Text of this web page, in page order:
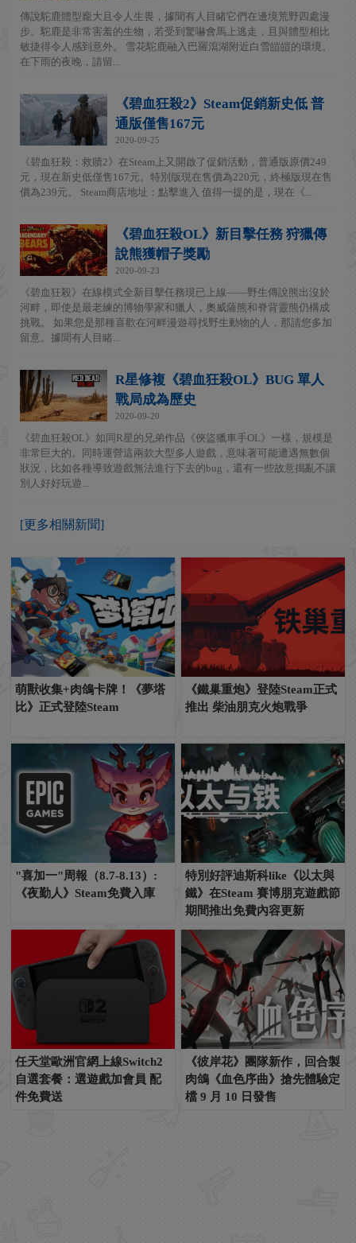
傳說駝鹿體型龐大且令人生畏，據聞有人目睹它們在邊境荒野四處漫
步。駝鹿是非常害羞的生物，若受到驚嚇會馬上逃走，且與體型相比
敏捷得令人感到意外。 雪花駝鹿融入巴羅瀉湖附近白雪皚皚的環境。
在下雨的夜晚，請留...
《碧血狂殺2》Steam促銷新史低 普
通版僅售167元
2020-09-25
《碧血狂殺：救贖2》在Steam上又開啟了促銷活動，普通版原價249
元，現在新史低僅售167元。特別版現在售價為220元，終極版現在售
價為239元。 Steam商店地址：點擊進入 值得一提的是，現在《...
《碧血狂殺OL》新目擊任務 狩獵傳
說熊獲帽子獎勵
2020-09-23
《碧血狂殺》在線模式全新目擊任務現已上線——野生傳說熊出沒於
河畔，即使是最老練的博物學家和獵人，奧威薩熊和脊背靈熊仍構成
挑戰。 如果您是那種喜歡在河畔漫遊尋找野生動物的人，那請您多加
留意。據聞有人目睹...
R星修複《碧血狂殺OL》BUG 單人
戰局成為歷史
2020-09-20
《碧血狂殺OL》如同R星的兄弟作品《俠盜獵車手OL》一樣，規模是
非常巨大的。同時運營這兩款大型多人遊戲，意味著可能遭遇無數個
狀況，比如各種導致遊戲無法進行下去的bug，還有一些故意搗亂不讓
別人好好玩遊...
[更多相關新聞]
萌獸收集+肉鴿卡牌！《夢塔
比》正式登陸Steam
《鐵巢重炮》登陸Steam正式
推出 柴油朋克火炮戰爭
"喜加一"周報（8.7-8.13）:
《夜勤人》Steam免費入庫
特別好評迪斯科like《以太與
鐵》在Steam 賽博朋克遊戲節
期間推出免費內容更新
任天堂歐洲官網上線Switch2
自選套餐：選遊戲加會員 配
件免費送
《彼岸花》團隊新作，回合製
肉鴿《血色序曲》搶先體驗定
檔 9 月 10 日發售